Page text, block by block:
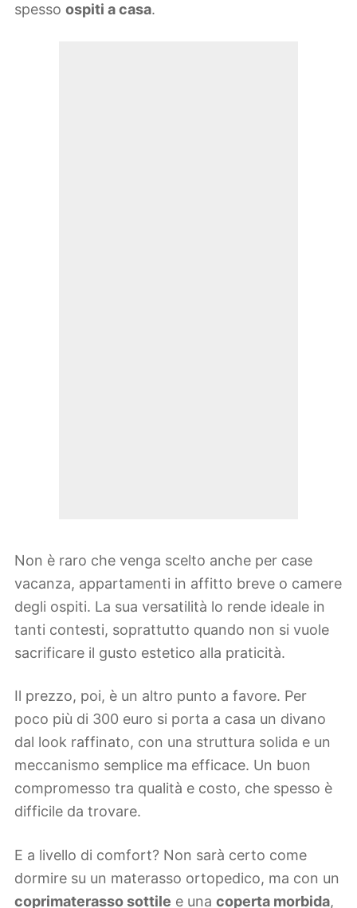
spesso ospiti a casa.
Non è raro che venga scelto anche per case
vacanza, appartamenti in affitto breve o camere
degli ospiti. La sua versatilità lo rende ideale in
tanti contesti, soprattutto quando non si vuole
sacrificare il gusto estetico alla praticità.
Il prezzo, poi, è un altro punto a favore. Per
poco più di 300 euro si porta a casa un divano
dal look raffinato, con una struttura solida e un
meccanismo semplice ma efficace. Un buon
compromesso tra qualità e costo, che spesso è
difficile da trovare.
E a livello di comfort? Non sarà certo come
dormire su un materasso ortopedico, ma con un
coprimaterasso sottile e una coperta morbida,